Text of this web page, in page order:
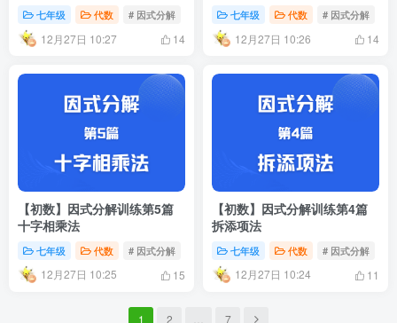
七年级 代数 # 因式分解 # 换元法
12月27日 10:27 14
七年级 代数 # 因式分解
12月27日 10:26 14
【初数】因式分解训练第5篇
十字相乘法
七年级 代数 # 因式分解 # 十字相乘法
12月27日 10:25 15
【初数】因式分解训练第4篇
拆添项法
七年级 代数 # 因式分解
12月27日 10:24 11
1 2 7